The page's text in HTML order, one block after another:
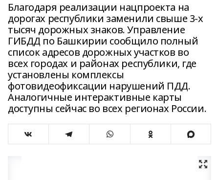
Благодаря реализации нацпроекта на
дорогах республики заменили свыше 3-х
тысяч дорожных знаков. Управление
ГИБДД по Башкирии сообщило полный
список адресов дорожных участков во
всех городах и районах республики, где
установлены комплексы
фотовидеофиксации нарушений ПДД.
Аналогичные интерактивные карты
доступны сейчас во всех регионах России.